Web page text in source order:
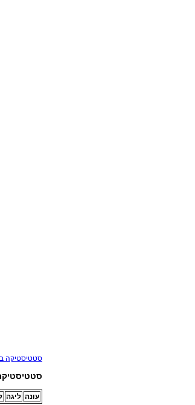
סטטיסטיקה
עונה ליגה